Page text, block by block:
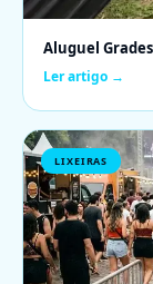
Aluguel
Ler artigo →
LIXEIRAS